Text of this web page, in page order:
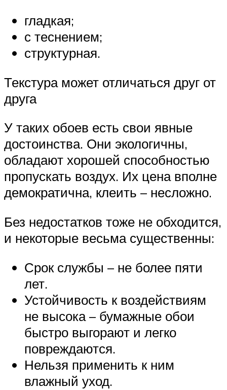
гладкая;
с теснением;
структурная.
Текстура может отличаться друг от
друга
У таких обоев есть свои явные
достоинства. Они экологичны,
обладают хорошей способностью
пропускать воздух. Их цена вполне
демократична, клеить – несложно.
Без недостатков тоже не обходится,
и некоторые весьма существенны:
Срок службы – не более пяти
лет.
Устойчивость к воздействиям
не высока – бумажные обои
быстро выгорают и легко
повреждаются.
Нельзя применить к ним
влажный уход.